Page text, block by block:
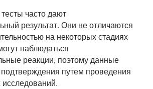
часто дают
результат. Они не отличаются
на некоторых стадиях
наблюдаться
реакции, поэтому данные
путем проведения